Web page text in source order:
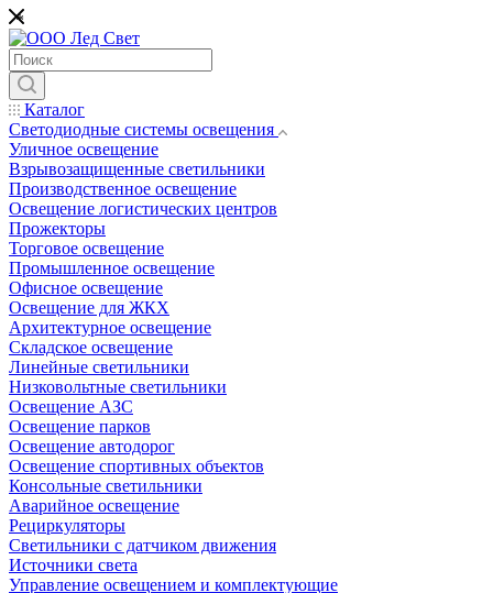
Каталог
Светодиодные системы освещения
Уличное освещение
Взрывозащищенные светильники
Производственное освещение
Освещение логистических центров
Прожекторы
Торговое освещение
Промышленное освещение
Офисное освещение
Освещение для ЖКХ
Архитектурное освещение
Складское освещение
Линейные светильники
Низковольтные светильники
Освещение АЗС
Освещение парков
Освещение автодорог
Освещение спортивных объектов
Консольные светильники
Аварийное освещение
Рециркуляторы
Светильники с датчиком движения
Источники света
Управление освещением и комплектующие
*